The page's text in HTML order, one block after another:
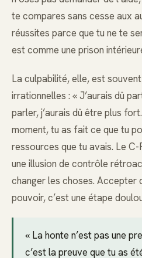
te compares sans cesse aux
réussites parce que tu ne te
est comme une prison
La culpabilité, elle, est
irrationnelles : « J’aurais dû
parler, j’aurais dû être plus
moment, tu as fait ce que tu
ressources que tu avais. Le
une illusion de contrôle
changer les choses. Accepter
pouvoir, c’est une étape
« La honte n’est pas une
c’est la preuve que tu as